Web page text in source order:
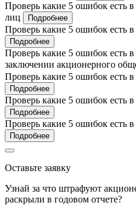
Проверь какие 5 ошибок есть
лиц
Подробнее
Проверь какие 5 ошибок есть
Подробнее
Проверь какие 5 ошибок есть
заключении акционерного
Проверь какие 5 ошибок есть
Подробнее
Проверь какие 5 ошибок есть
Подробнее
Проверь какие 5 ошибок есть
Подробнее
Оставьте заявку
Узнай за что штрафуют
раскрыли в годовом отчете?